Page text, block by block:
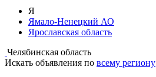
Я
Ямало-Ненецкий АО
Ярославская область
Челябинская область
Искать объявления по всему региону